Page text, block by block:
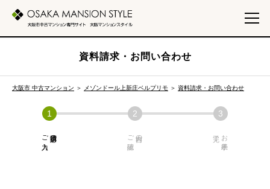
資料請求・お問い合わせ
大阪市 中古マンション ＞ メゾンドール上新庄ベルプリモ ＞ 資料請求・お問い合わせ
必須項目の
ご入力 内容の
ご確認 お手続き